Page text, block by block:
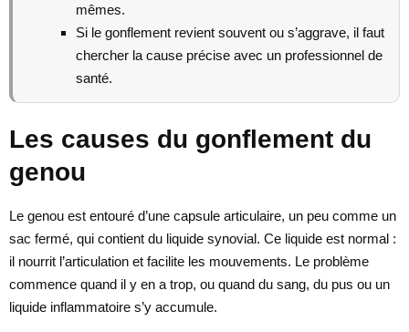
mêmes.
Si le gonflement revient souvent ou s’aggrave, il faut
chercher la cause précise avec un professionnel de
santé.
Les causes du gonflement du
genou
Le genou est entouré d’une capsule articulaire, un peu comme un
sac fermé, qui contient du liquide synovial. Ce liquide est normal :
il nourrit l’articulation et facilite les mouvements. Le problème
commence quand il y en a trop, ou quand du sang, du pus ou un
liquide inflammatoire s’y accumule.